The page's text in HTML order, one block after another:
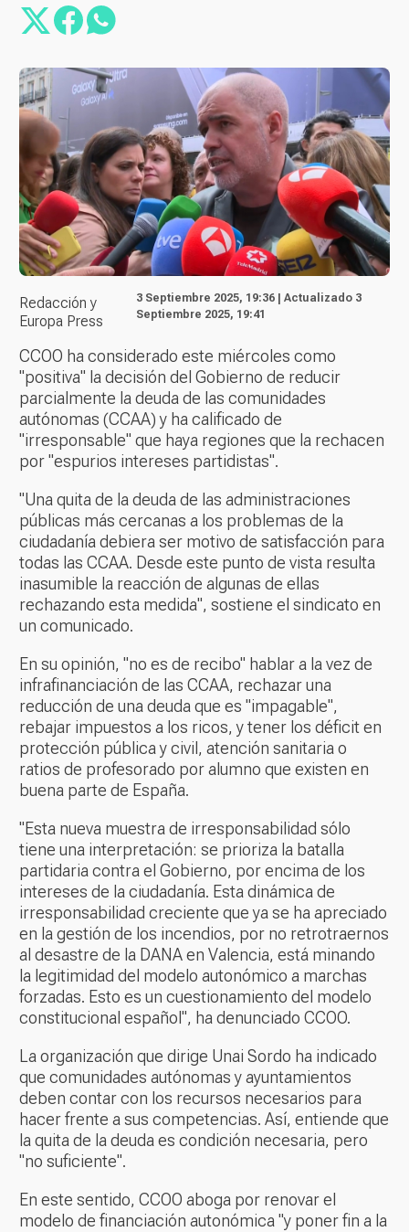
Redacción y
Europa Press
3 Septiembre 2025, 19:36 | Actualizado 3
Septiembre 2025, 19:41
CCOO ha considerado este miércoles como
"positiva" la decisión del Gobierno de reducir
parcialmente la deuda de las comunidades
autónomas (CCAA) y ha calificado de
"irresponsable" que haya regiones que la rechacen
por "espurios intereses partidistas".
"Una quita de la deuda de las administraciones
públicas más cercanas a los problemas de la
ciudadanía debiera ser motivo de satisfacción para
todas las CCAA. Desde este punto de vista resulta
inasumible la reacción de algunas de ellas
rechazando esta medida", sostiene el sindicato en
un comunicado.
En su opinión, "no es de recibo" hablar a la vez de
infrafinanciación de las CCAA, rechazar una
reducción de una deuda que es "impagable",
rebajar impuestos a los ricos, y tener los déficit en
protección pública y civil, atención sanitaria o
ratios de profesorado por alumno que existen en
buena parte de España.
"Esta nueva muestra de irresponsabilidad sólo
tiene una interpretación: se prioriza la batalla
partidaria contra el Gobierno, por encima de los
intereses de la ciudadanía. Esta dinámica de
irresponsabilidad creciente que ya se ha apreciado
en la gestión de los incendios, por no retrotraernos
al desastre de la DANA en Valencia, está minando
la legitimidad del modelo autonómico a marchas
forzadas. Esto es un cuestionamiento del modelo
constitucional español", ha denunciado CCOO.
La organización que dirige Unai Sordo ha indicado
que comunidades autónomas y ayuntamientos
deben contar con los recursos necesarios para
hacer frente a sus competencias. Así, entiende que
la quita de la deuda es condición necesaria, pero
"no suficiente".
En este sentido, CCOO aboga por renovar el
modelo de financiación autonómica "y poner fin a la